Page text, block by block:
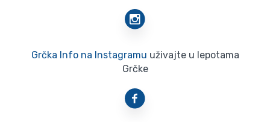
Grčka Info na Instagramu uživajte u lepotama
Grčke